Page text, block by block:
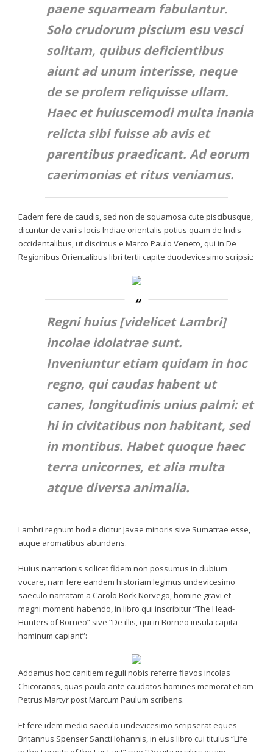
paene squameam fabulantur.
Solo crudorum piscium esu vesci
solitam, quibus deficientibus
aiunt ad unum interisse, neque
de se prolem reliquisse ullam.
Haec et huiuscemodi multa inania
relicta sibi fuisse ab avis et
parentibus praedicant. Ad eorum
caerimonias et ritus veniamus.
Eadem fere de caudis, sed non de squamosa cute piscibusque,
dicuntur de variis locis Indiae orientalis potius quam de Indis
occidentalibus, ut discimus e Marco Paulo Veneto, qui in De
Regionibus Orientalibus libri tertii capite duodevicesimo scripsit:
Regni huius [videlicet Lambri]
incolae idolatrae sunt.
Inveniuntur etiam quidam in hoc
regno, qui caudas habent ut
canes, longitudinis unius palmi: et
hi in civitatibus non habitant, sed
in montibus. Habet quoque haec
terra unicornes, et alia multa
atque diversa animalia.
Lambri regnum hodie dicitur Javae minoris sive Sumatrae esse,
atque aromatibus abundans.
Huius narrationis scilicet fidem non possumus in dubium
vocare, nam fere eandem historiam legimus undevicesimo
saeculo narratam a Carolo Bock Norvego, homine gravi et
magni momenti habendo, in libro qui inscribitur “The Head-
Hunters of Borneo” sive “De illis, qui in Borneo insula capita
hominum capiant”:
Addamus hoc: canitiem reguli nobis referre flavos incolas
Chicoranas, quas paulo ante caudatos homines memorat etiam
Petrus Martyr post Marcum Paulum scribens.
Et fere idem medio saeculo undevicesimo scripserat eques
Britannus Spenser Sancti Iohannis, in eius libro cui titulus “Life